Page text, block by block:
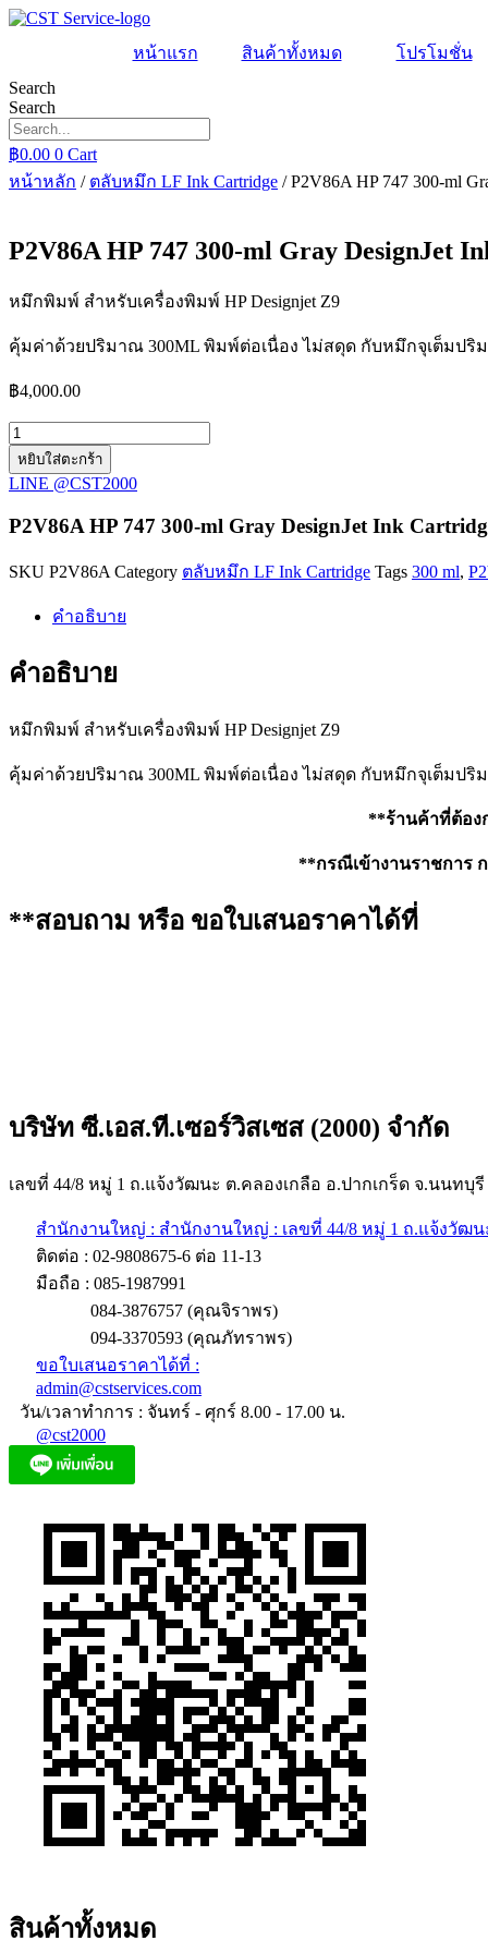
Skip
หน้าแรก สินค้าทั้งหมด โปรโมชั่น
Search
Search
฿0.00 0 Cart
หน้าหลัก / ตลับหมึก LF Ink Cartridge / P2V86A HP 747 300-ml
P2V86A HP 747 300-ml Gray DesignJet
หมึกพิมพ์ สำหรับเครื่องพิมพ์ HP Designjet Z9
คุ้มค่าด้วยปริมาณ 300ML พิมพ์ต่อเนื่อง ไม่สดุด กับหมึกจุเต็มปริ
฿4,000.00
จำนวน
P2V86A
HP
747
300-
ml
DesignJet
Cartridge
หยิบใส่ตะกร้า
LINE @CST2000
P2V86A HP 747 300-ml Gray DesignJet Ink
SKU P2V86A Category ตลับหมึก LF Ink Cartridge Tags 300 ml,
คำอธิบาย
คำอธิบาย
หมึกพิมพ์ สำหรับเครื่องพิมพ์ HP Designjet Z9
คุ้มค่าด้วยปริมาณ 300ML พิมพ์ต่อเนื่อง ไม่สดุด กับหมึกจุเต็มปริ
**ร้านค้าที่ต้อง
**กรณีเข้างานราชการ
**สอบถาม หรือ ขอใบเสนอราคาได้ที่
บริษัท ซี.เอส.ที.เซอร์วิสเซส (2000) จำกัด
เลขที่ 44/8 หมู่ 1 ถ.แจ้งวัฒนะ ต.คลองเกลือ อ.ปากเกร็ด จ.นนทบุรี
สำนักงานใหญ่ : สำนักงานใหญ่ : เลขที่ 44/8 หมู่ 1 ถ.แจ้งวัฒน
ติดต่อ : 02-9808675-6 ต่อ 11-13
มือถือ : 085-1987991
084-3876757 (คุณจิราพร)
094-3370593 (คุณภัทราพร)
ขอใบเสนอราคาได้ที่ :
admin@cstservices.com
วัน/เวลาทำการ : จันทร์ - ศุกร์ 8.00 - 17.00 น.
@cst2000
สินค้าทั้งหมด